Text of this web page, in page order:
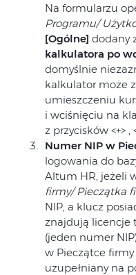
Na formularzu
Programu/
[Ogólne] dodany
kalkulatora po
domyślnie
kalkulator może
umieszczeniu
i wciśnięciu na
z przycisków <+> ,
Numer NIP w
logowania do
Altum HR, jeżeli
firmy/ Pieczątka
NIP, a klucz
znajdują licencje
(jeden numer
w Pieczątce
uzupełniany na